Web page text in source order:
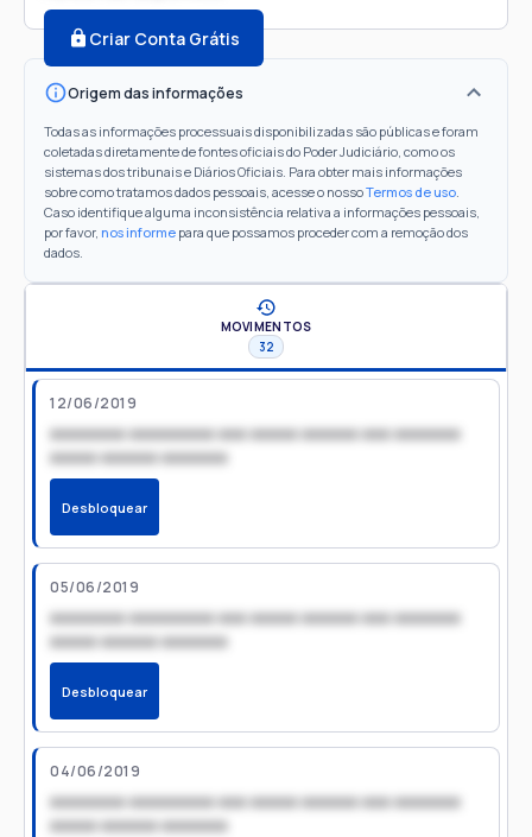
Criar Conta Grátis
Origem das informações
Todas as informações processuais disponibilizadas são públicas e foram
coletadas diretamente de fontes oficiais do Poder Judiciário, como os
sistemas dos tribunais e Diários Oficiais. Para obter mais informações
sobre como tratamos dados pessoais, acesse o nossoTermos de uso.
Caso identifique alguma inconsistência relativa a informações pessoais,
por favor, nos informe para que possamos proceder com a remoção dos
dados.
MOVIMENTOS
32
12/06/2019
xxxxxxxx xxxxxxxxx xxx xxxxx xxxxxx xxx xxxxxxx
xxxxx xxxxxx xxxxxxx
Desbloquear
05/06/2019
xxxxxxxx xxxxxxxxx xxx xxxxx xxxxxx xxx xxxxxxx
xxxxx xxxxxx xxxxxxx
Desbloquear
04/06/2019
xxxxxxxx xxxxxxxxx xxx xxxxx xxxxxx xxx xxxxxxx
xxxxx xxxxxx xxxxxxx